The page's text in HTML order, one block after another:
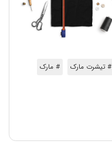
# تیشرت مارک # مارک